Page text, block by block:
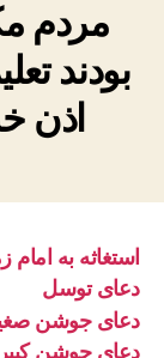
مردم
بودند
اذن
استغاثه به امام
دعای توسل
دعای جوشن
دعای جوشن کبیر